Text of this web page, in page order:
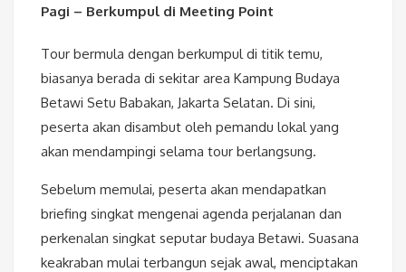
Pagi – Berkumpul di Meeting Point
Tour bermula dengan berkumpul di titik temu,
biasanya berada di sekitar area Kampung Budaya
Betawi Setu Babakan, Jakarta Selatan. Di sini,
peserta akan disambut oleh pemandu lokal yang
akan mendampingi selama tour berlangsung.
Sebelum memulai, peserta akan mendapatkan
briefing singkat mengenai agenda perjalanan dan
perkenalan singkat seputar budaya Betawi. Suasana
keakraban mulai terbangun sejak awal, menciptakan